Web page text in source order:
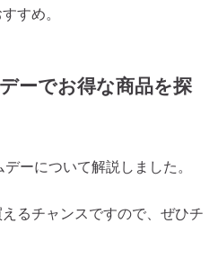
すめ。
ーでお得な商品を探
ーについて解説しました。
るチャンスですので、ぜひチ